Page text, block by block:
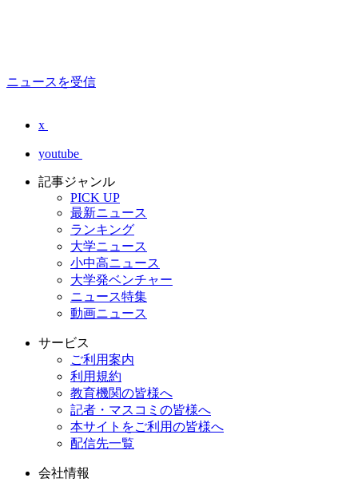
ニュースを受信
x
youtube
記事ジャンル
PICK UP
最新ニュース
ランキング
大学ニュース
小中高ニュース
大学発ベンチャー
ニュース特集
動画ニュース
サービス
ご利用案内
利用規約
教育機関の皆様へ
記者・マスコミの皆様へ
本サイトをご利用の皆様へ
配信先一覧
会社情報